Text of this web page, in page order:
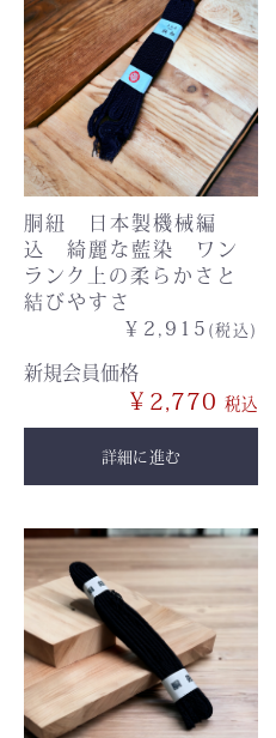
胴紐 日本製機械編
込 綺麗な藍染 ワン
ランク上の柔らかさと
結びやすさ
￥2,915 (税込)
新規会員価格
￥2,770
詳細に進む